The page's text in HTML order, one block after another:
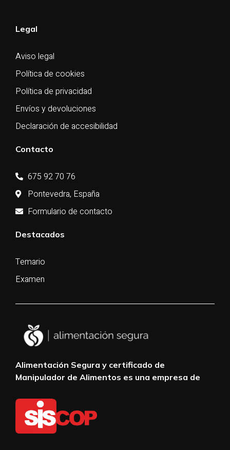
Legal
Aviso legal
Política de cookies
Política de privacidad
Envíos y devoluciones
Declaración de accesibilidad
Contacto
675 92 70 76
Pontevedra, España
Formulario de contacto
Destacados
Temario
Examen
Alimentación Segura y certificado de
Manipulador de Alimentos es una empresa de